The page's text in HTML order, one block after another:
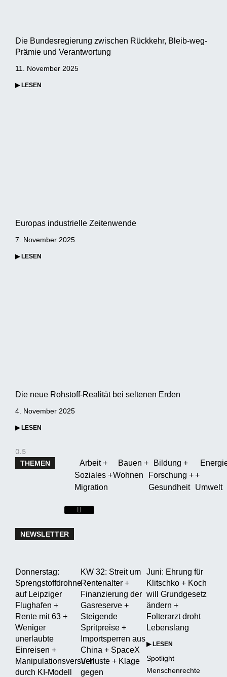
Die Bundesregierung zwischen Rückkehr, Bleib-weg-
Prämie und Verantwortung
11. November 2025
▶ LESEN
Europas industrielle Zeitenwende
7. November 2025
▶ LESEN
Die neue Rohstoff-Realität bei seltenen Erden
4. November 2025
▶ LESEN
THEMEN
Arbeit +
Soziales +
Migration
Bauen +
Wohnen
Bildung +
Forschung +
Gesundheit
+
Umwelt
Hamburger
Toggle
NEWSLETTER
Donnerstag:
Sprengstoffdrohne
auf Leipziger
Flughafen +
Rente mit 63 +
Weniger
unerlaubte
Einreisen +
Manipulationsversuch
durch KI-Modell
KW 32: Streit um
Rentenalter +
Finanzierung der
Gasreserve +
Steigende
Spritpreise +
Importsperren aus
China + SpaceX
Verluste + Klage
gegen
Juni: Ehrung für
Klitschko + Koch
will Grundgesetz
ändern +
Folterarzt droht
Lebenslang
▶ LESEN
Spotlight
Menschenrechte